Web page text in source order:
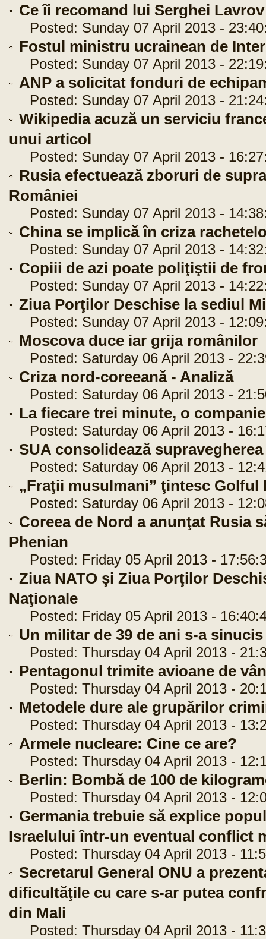
Ce îi recomand lui Serghei Lavrov
Posted: Sunday 07 April 2013 -
Fostul ministru ucrainean de
Posted: Sunday 07 April 2013 -
ANP a solicitat fonduri de
Posted: Sunday 07 April 2013 -
Wikipedia acuză un serviciu
unui articol
Posted: Sunday 07 April 2013 -
Rusia efectuează zboruri de
României
Posted: Sunday 07 April 2013 -
China se implică în criza
Posted: Sunday 07 April 2013 -
Copiii de azi poate poliţiştii de
Posted: Sunday 07 April 2013 -
Ziua Porţilor Deschise la sediul
Posted: Sunday 07 April 2013 -
Moscova duce iar grija românilor
Posted: Saturday 06 April 2013 -
Criza nord-coreeană - Analiză
Posted: Saturday 06 April 2013 -
La fiecare trei minute, o
Posted: Saturday 06 April 2013 -
SUA consolidează
Posted: Saturday 06 April 2013 -
„Fraţii musulmani” ţintesc Golful
Posted: Saturday 06 April 2013 -
Coreea de Nord a anunţat Rusia
Phenian
Posted: Friday 05 April 2013 -
Ziua NATO şi Ziua Porţilor
Naţionale
Posted: Friday 05 April 2013 -
Un militar de 39 de ani s-a
Posted: Thursday 04 April 2013 -
Pentagonul trimite avioane de
Posted: Thursday 04 April 2013 -
Metodele dure ale grupărilor
Posted: Thursday 04 April 2013 -
Armele nucleare: Cine ce are?
Posted: Thursday 04 April 2013 -
Berlin: Bombă de 100 de
Posted: Thursday 04 April 2013 -
Germania trebuie să explice
Israelului într-un eventual conflict
Posted: Thursday 04 April 2013 -
Secretarul General ONU a
dificultăţile cu care s-ar putea
din Mali
Posted: Thursday 04 April 2013 -